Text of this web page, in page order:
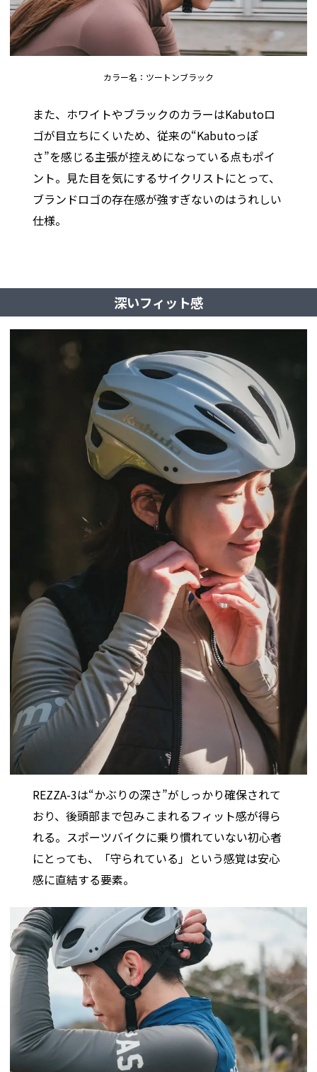
カラー名：ツートンブラック
また、ホワイトやブラックのカラーはKabutoロ
ゴが目立ちにくいため、従来の“Kabutoっぽ
さ”を感じる主張が控えめになっている点もポイ
ント。見た目を気にするサイクリストにとって、
ブランドロゴの存在感が強すぎないのはうれしい
仕様。
深いフィット感
REZZA-3は“かぶりの深さ”がしっかり確保されて
おり、後頭部まで包みこまれるフィット感が得ら
れる。スポーツバイクに乗り慣れていない初心者
にとっても、「守られている」という感覚は安心
感に直結する要素。